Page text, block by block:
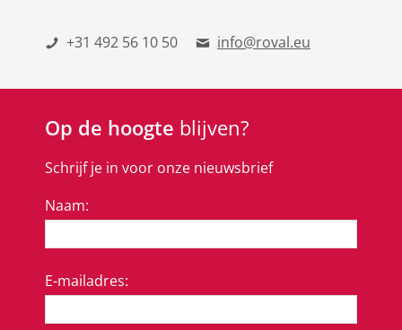
+31 492 56 10 50 info@roval.eu
Op de hoogte blijven?
Schrijf je in voor onze nieuwsbrief
Naam:
E-mailadres: